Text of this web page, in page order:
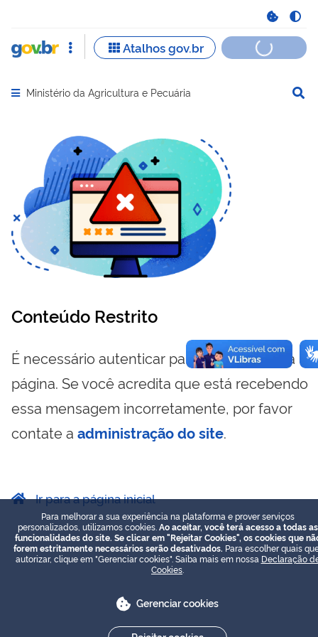
Abrir menu principal de navegação
Ministério da Agricultura e Pecuária
Conteúdo Restrito
É necessário autenticar para visualizar essa
página. Se você acredita que está recebendo
essa mensagem incorretamente, por favor
contate a administração do site.
Ir para a página inicial
Para melhorar a sua experiência na plataforma e prover serviços
personalizados, utilizamos cookies. Ao aceitar, você terá acesso a todas as
funcionalidades do site. Se clicar em "Rejeitar Cookies", os cookies que
forem estritamente necessários serão desativados. Para escolher quais
autorizar, clique em "Gerenciar cookies". Saiba mais em nossa Declaração
Cookies
Gerenciar cookies